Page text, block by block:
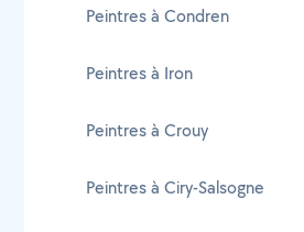
Peintres à Condren
Peintres à Iron
Peintres à Crouy
Peintres à Ciry-Salsogne